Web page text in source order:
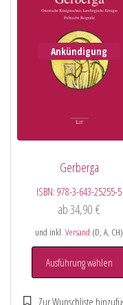
Ankündigung
Gerberga
ISBN:978-3-643-25255-5
ab34,90€
und inkl.Versand (D, A, CH)
Ausführung wählen